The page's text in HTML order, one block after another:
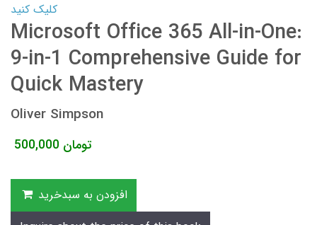
کلیک کنید
Microsoft Office 365 All-in-One:
9-in-1 Comprehensive Guide for
Quick Mastery
Oliver Simpson
500,000 تومان
افزودن به سبدخرید